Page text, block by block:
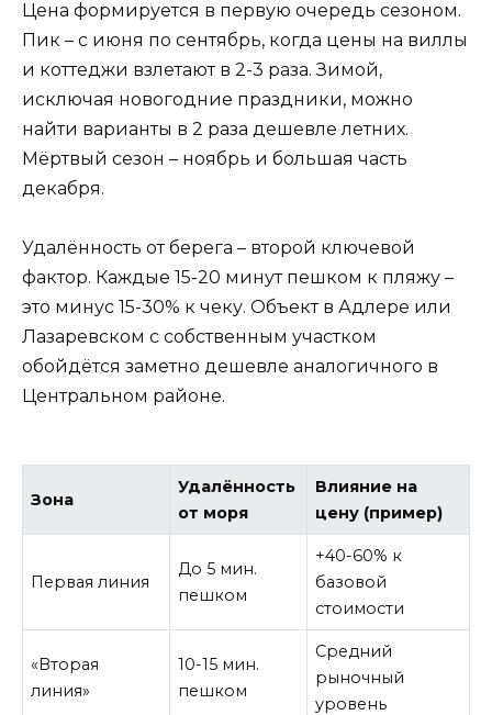
Цена формируется в первую очередь сезоном.
Пик – с июня по сентябрь, когда цены на виллы
и коттеджи взлетают в 2-3 раза. Зимой,
исключая новогодние праздники, можно
найти варианты в 2 раза дешевле летних.
Мёртвый сезон – ноябрь и большая часть
декабря.
Удалённость от берега – второй ключевой
фактор. Каждые 15-20 минут пешком к пляжу –
это минус 15-30% к чеку. Объект в Адлере или
Лазаревском с собственным участком
обойдётся заметно дешевле аналогичного в
Центральном районе.
Зона
Удалённость
от моря
Влияние на
цену (пример)
Первая линия
До 5 мин.
пешком
+40-60% к
базовой
стоимости
«Вторая
линия»
10-15 мин.
пешком
Средний
рыночный
уровень